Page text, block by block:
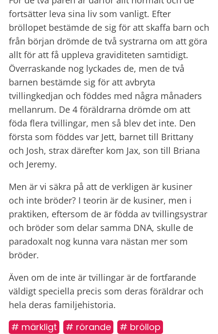
fortsätter leva sina liv som vanligt. Efter
bröllopet bestämde de sig för att skaffa barn och
från början drömde de två systrarna om att göra
allt för att få uppleva graviditeten samtidigt.
Överraskande nog lyckades de, men de två
barnen bestämde sig för att avbryta
tvillingkedjan och föddes med några månaders
mellanrum. De 4 föräldrarna drömde om att
föda flera tvillingar, men så blev det inte. Den
första som föddes var Jett, barnet till Brittany
och Josh, strax därefter kom Jax, son till Briana
och Jeremy.
Men är vi säkra på att de verkligen är kusiner
och inte bröder? I teorin är de kusiner, men i
praktiken, eftersom de är födda av tvillingsystrar
och bröder som delar samma DNA, skulle de
paradoxalt nog kunna vara nästan mer som
bröder.
Även om de inte är tvillingar är de fortfarande
väldigt speciella precis som deras föräldrar och
hela deras familjehistoria.
# märkligt # rörande
# bröllop